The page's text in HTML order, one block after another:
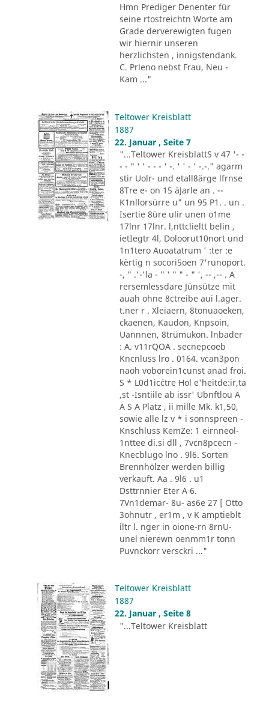
Hmn Prediger Denenter für
seine rtostreichtn Worte am
Grade derverewigten fugen
wir hiernir unseren
herzlichsten , innigstendank.
C. Prleno nebst Frau, Neu -
Kam ..."
Teltower Kreisblatt
1887
22. Januar , Seite 7
"...Teltower KreisblattS v 47 '- -
- - " ' ' - - - ' -. ' ' - ' -.-." agarm
stir Uolr- und etall8ärge lfrnse
8Tre e- on 15 äJarle an . --
K1nllorsürre u" un 95 P1. . un .
Isertie 8üre ulir unen o1me
17lnr 17lnr. l,nttclieltt belin ,
ietIegtr 4l, Doloorut10nort und
1n1tero Auoatatrum ' :ter :e
kèrtig n socori5oen 7'runoport.
-, " .'-'la - " ' " " - " ', -- ,-- . A
rersemlessdare Jünsütze mit
auah ohne 8ctreibe aui l.ager.
t.ner r . Xleiaern, 8tonuaoeken,
ckaenen, Kaudon, Knpsoin,
Uannnen, 8trümukon. lnbader
: A. v11rQOA . secnepcoeb
Kncnluss lro . 0164. vcan3pon
naoh voborein1cunst anad froi.
S * L0d1ic´ctre Hol e'heitde:ir,ta
,st -Isntiile ab issr' Ubnftlou A
A S A Platz , ii mille Mk. k1,50,
sowie alle lz v * i sonnspreen -
Knschluss KemZe: 1 eirnneol-
1nttee di.si dll , 7vcn8pcecn -
Knecblugo lno . 9l6. Sorten
Brennhölzer werden billig
verkauft. Aa . 9l6 . u1
Dsttrnnier Eter A 6.
7Vn1demar- 8u- as6e 27 [ Otto
3ohnutr , er1m , v K amptieblt
iltr l. nger in oione-rn 8rnU-
unel nierewn oenmm1r tonn
Puvnckorr versckri ..."
Teltower Kreisblatt
1887
22. Januar , Seite 8
"...Teltower Kreisblatt